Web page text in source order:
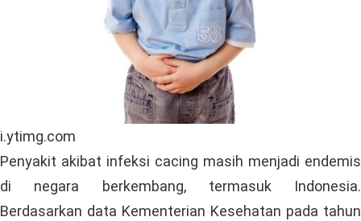
i.ytimg.com
Penyakit akibat infeksi cacing masih menjadi endemis
di negara berkembang, termasuk Indonesia.
Berdasarkan data Kementerian Kesehatan pada tahun